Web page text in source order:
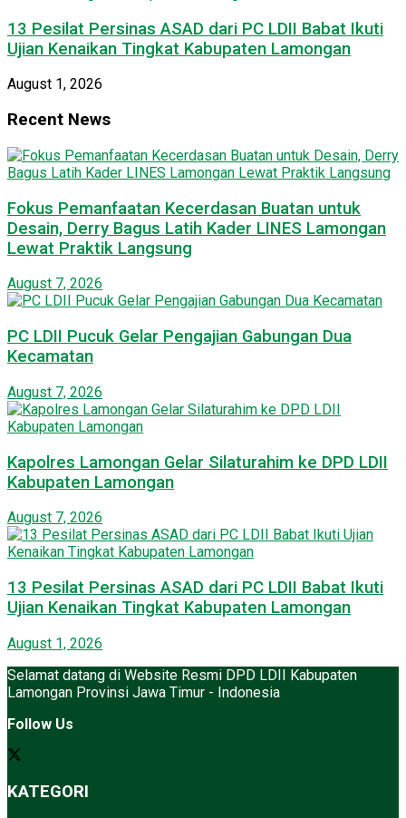
13 Pesilat Persinas ASAD dari PC LDII Babat Ikuti
Ujian Kenaikan Tingkat Kabupaten Lamongan
August 1, 2026
Recent News
Fokus Pemanfaatan Kecerdasan Buatan untuk
Desain, Derry Bagus Latih Kader LINES Lamongan
Lewat Praktik Langsung
August 7, 2026
PC LDII Pucuk Gelar Pengajian Gabungan Dua
Kecamatan
August 7, 2026
Kapolres Lamongan Gelar Silaturahim ke DPD LDII
Kabupaten Lamongan
August 7, 2026
13 Pesilat Persinas ASAD dari PC LDII Babat Ikuti
Ujian Kenaikan Tingkat Kabupaten Lamongan
August 1, 2026
Selamat datang di Website Resmi DPD LDII Kabupaten
Lamongan Provinsi Jawa Timur - Indonesia
Follow Us
KATEGORI